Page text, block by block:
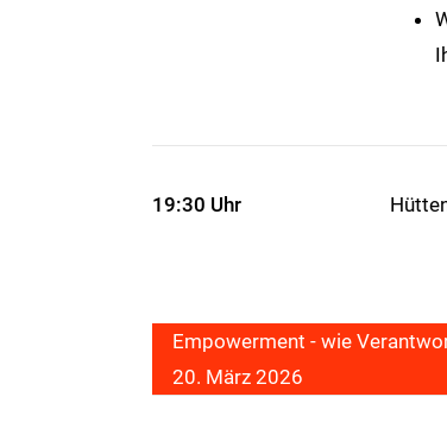
19:30 Uhr
Empowerment - wie
20. März 2026